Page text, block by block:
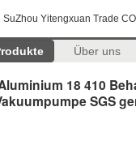
SuZhou Yitengxuan Trade
Über uns
18 410
SGS